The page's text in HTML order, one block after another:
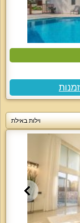
וילות באילת